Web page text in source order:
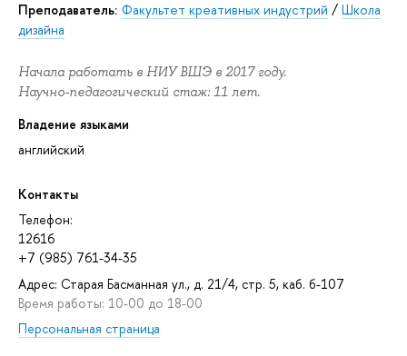
Преподаватель: Факультет креативных индустрий / Школа
дизайна
Начала работать в НИУ ВШЭ в 2017 году.
Научно-педагогический стаж: 11 лет.
Владение языками
английский
Контакты
Телефон:
12616
+7 (985) 761-34-35
Адрес: Старая Басманная ул., д. 21/4, стр. 5, каб. б-107
Время работы: 10-00 до 18-00
Персональная страница